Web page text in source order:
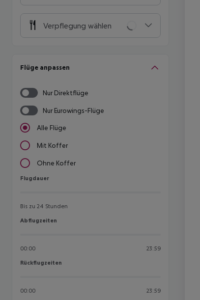
Verpflegung wählen
Flüge anpassen
Nur Direktflüge
Nur Eurowings-Flüge
Alle Flüge
Mit Koffer
Ohne Koffer
Flugdauer
Flugdauer
Bis zu 24 Stunden
Abflugzeiten
Abflugzeiten
00:00 23:59
Rückflugzeiten
Rückflugzeiten
00:00 23:59